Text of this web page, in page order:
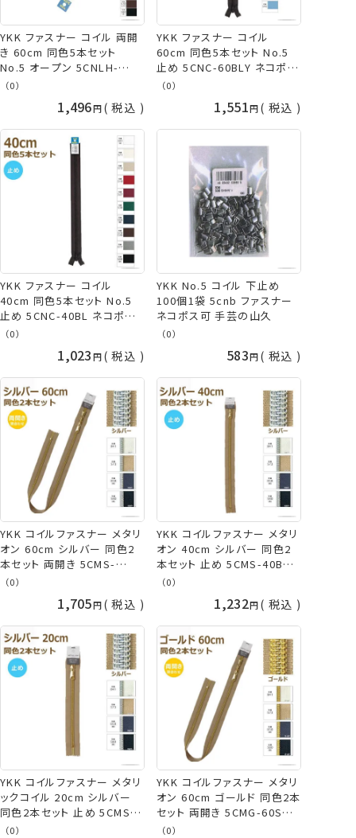
YKK ファスナー コイル 両開
き 60cm 同色5本セット
No.5 オープン 5CNLH-
H60BL ネコポス可 kiyo 手
（0）
1,496 税込
YKK ファスナー コイル
60cm 同色5本セット No.5
止め 5CNC-60BLY ネコポス
可 手芸の山久
（0）
1,551 税込
YKK ファスナー コイル
40cm 同色5本セット No.5
止め 5CNC-40BL ネコポス
可 手芸の山久
（0）
1,023 税込
YKK No.5 コイル 下止め
100個1袋 5cnb ファスナー
ネコポス可 手芸の山久
（0）
583 税込
YKK コイルファスナー メタリ
オン 60cm シルバー 同色2
本セット 両開き 5CMS-
60SH METALLION ネコポス
（0）
1,705 税込
YKK コイルファスナー メタリ
オン 40cm シルバー 同色2
本セット 止め 5CMS-40BL
METALLION ネコポス可 手
（0）
1,232 税込
YKK コイルファスナー メタリ
ックコイル 20cm シルバー
同色2本セット 止め 5CMS-
20BL METALLION ネコポス
（0）
YKK コイルファスナー メタリ
オン 60cm ゴールド 同色2本
セット 両開き 5CMG-60SH
METALLION ネコポス可 手
（0）